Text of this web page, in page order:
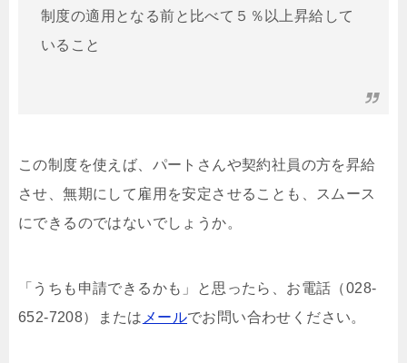
制度の適用となる前と比べて５％以上昇給して
いること
この制度を使えば、パートさんや契約社員の方を昇給
させ、無期にして雇用を安定させることも、スムース
にできるのではないでしょうか。
「うちも申請できるかも」と思ったら、お電話（028-
652-7208）または メールでお問い合わせください。